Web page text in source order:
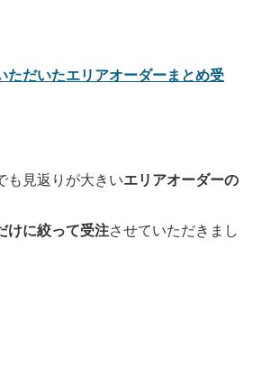
ただいたエリアオーダーまとめ受
も見返りが大きいエリアオーダーの
けに絞って受注させていただきまし